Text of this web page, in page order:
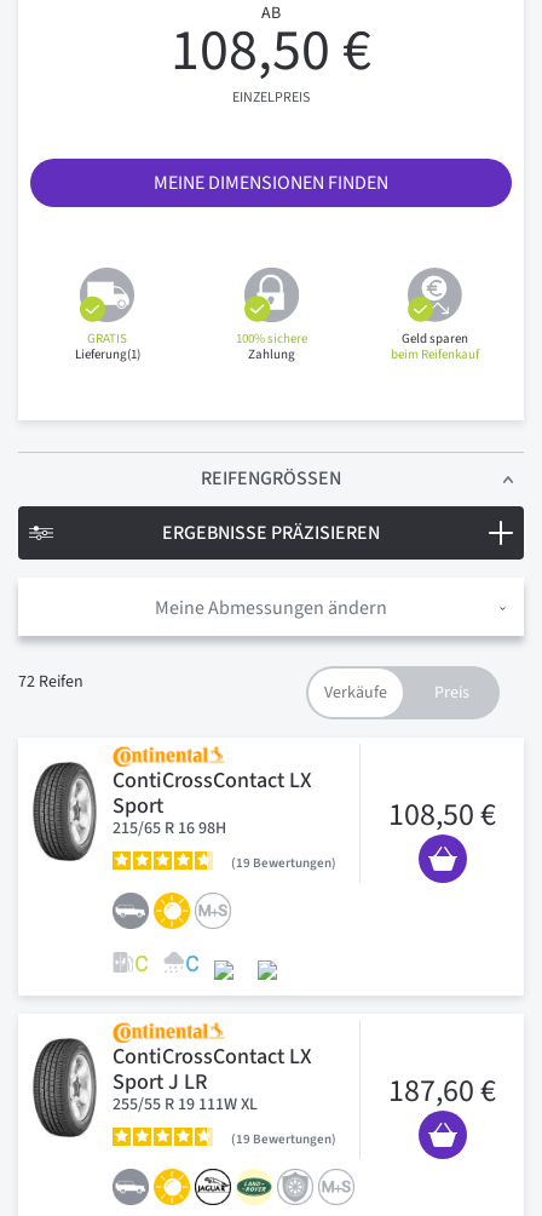
AB
108,50 €
EINZELPREIS
MEINE DIMENSIONEN FINDEN
GRATIS
Lieferung(1)
100% sichere
Zahlung
Geld sparen
beim Reifenkauf
REIFENGRÖSSEN
Meine Abmessungen ändern
72 Reifen
ContiCrossContact LX
Sport
215/65 R 16 98H
19 Bewertungen
108,50 €
ContiCrossContact LX
Sport J LR
255/55 R 19 111W XL
19 Bewertungen
187,60 €
ERGEBNISSE PRÄZISIEREN